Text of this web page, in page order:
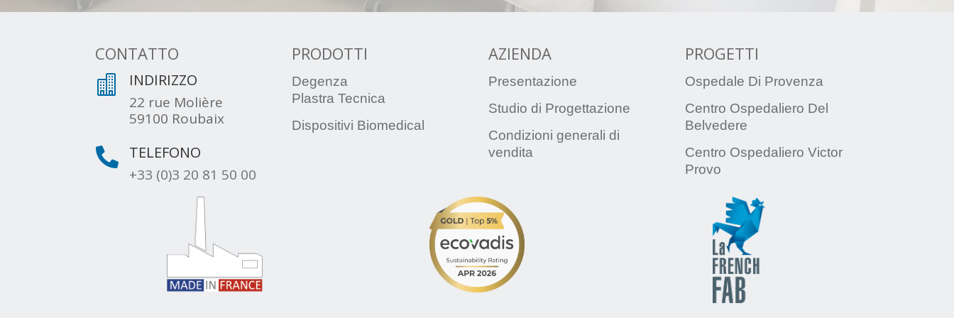
CONTATTO
 INDIRIZZO
22 rue Molière
59100 Roubaix
 TELEFONO
+33 (0)3 20 81 50 00
PRODOTTI
Degenza
Plastra Tecnica
Dispositivi Biomedical
AZIENDA
Presentazione
Studio di Progettazione
Condizioni generali di
vendita
PROGETTI
Ospedale Di Provenza
Centro Ospedaliero Del
Belvedere
Centro Ospedaliero Victor
Provo